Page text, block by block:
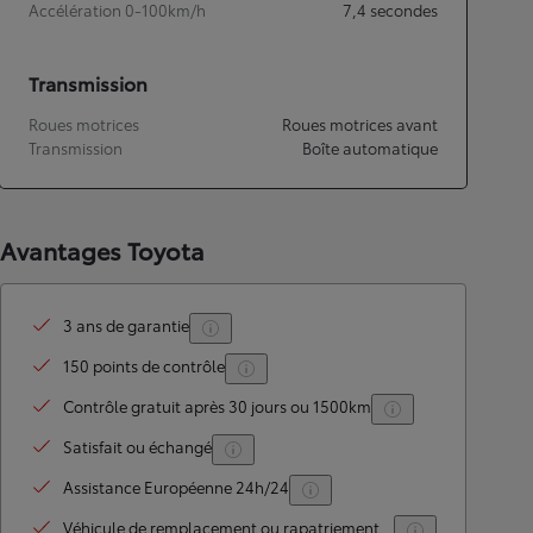
Accélération 0-100km/h 7,4 secondes
Transmission
Roues motrices
Roues motrices avant
Transmission
Boîte automatique
Avantages Toyota
3 ans de garantie
150 points de contrôle
Contrôle gratuit après 30 jours ou 1500km
Satisfait ou échangé
Assistance Européenne 24h/24
Véhicule de remplacement ou rapatriement